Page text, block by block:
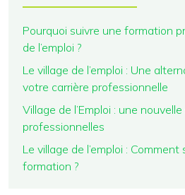
Pourquoi suivre une formation
de l’emploi ?
Le village de l’emploi : Une
votre carrière professionnelle
Village de l’Emploi : une
professionnelles
Le village de l’emploi : Comment
formation ?